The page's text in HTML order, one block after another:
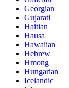
Georgian
Gujarati
Haitian
Hausa
Hawaiian
Hebrew
Hmong
Hungarian
Icelandic